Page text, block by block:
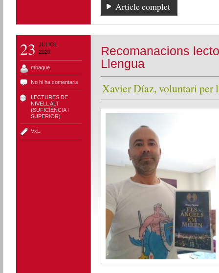
Article complet
23
JULIOL
2020
mbaque
No hi ha comentaris
LECTURES DE
NIVELL ALT
(SUFICIÈNCIA I
SUPERIOR)
VxL
Recomanacions
Llengua
Xavier Díaz, voluntari per